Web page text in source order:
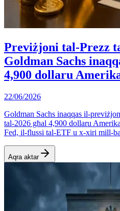
Previżjoni tal-Prezz
Goldman Sachs
4,900 dollaru
22/06/2026
Goldman Sachs inaqqas il-
tal-2026 għal 4,900 dollaru
Fed, il-flussi tal-ETF u x-xiri mill-
Aqra aktar